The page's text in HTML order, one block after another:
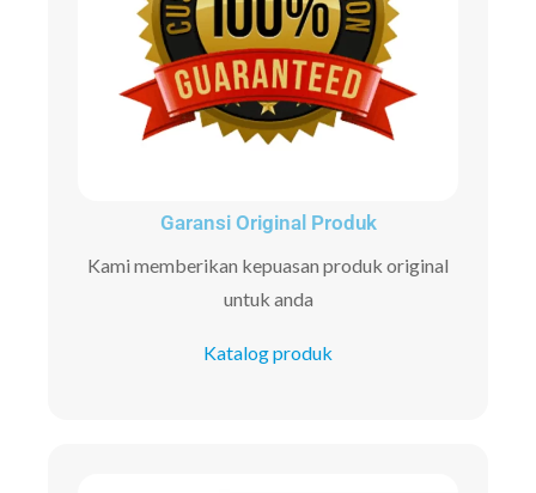
Garansi Original Produk
Kami memberikan kepuasan produk original
untuk anda
Katalog produk